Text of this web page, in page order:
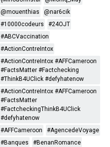
@mouenthias
@nar6cik
#10000codeurs
#24OJT
#ABCVaccination
#ActionContreIntox
#ActionContreIntox #AFFCameroon
#FactsMatter #Factchecking
#ThinkB4UClick #defyhatenow
#ActionContreIntox #AFFCameroon
#FactsMatter
#FactcheckingThinkB4UClick
#defyhatenow
#AFFCameroon
#AgencedeVoyage
#Banques
#BenanRomance